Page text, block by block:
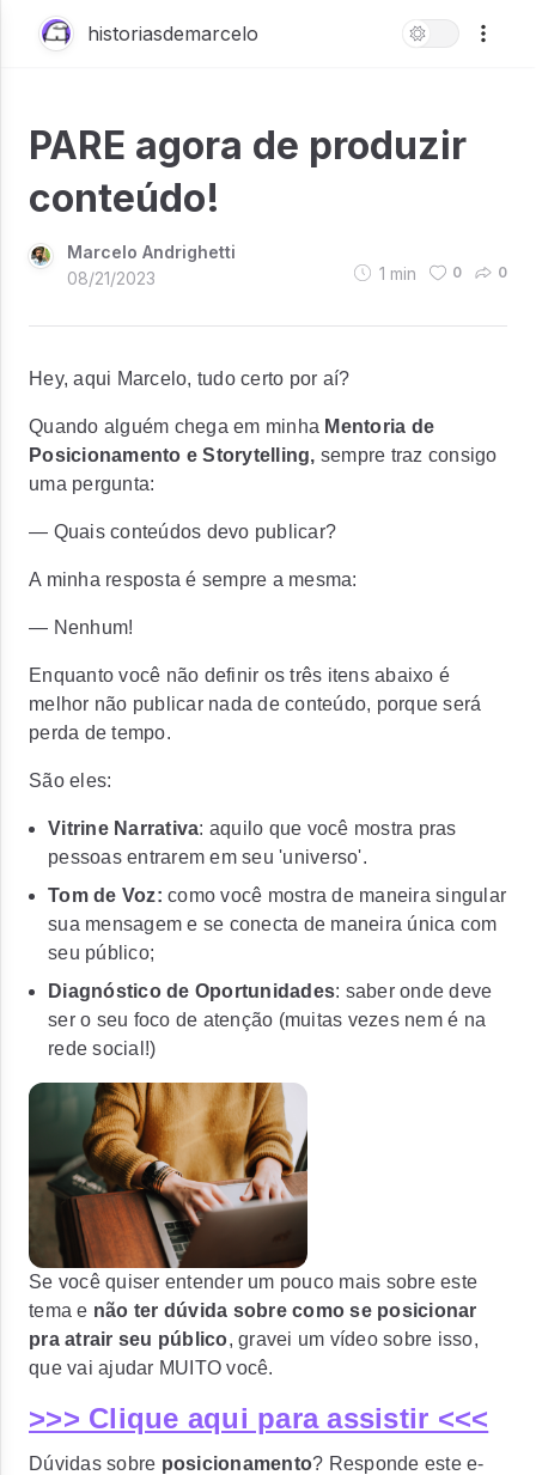
historiasdemarcelo
PARE agora de produzir
conteúdo!
Marcelo Andrighetti
08/21/2023
1 min 0 0
Hey, aqui Marcelo, tudo certo por aí?
Quando alguém chega em minha Mentoria de
Posicionamento e Storytelling, sempre traz consigo
uma pergunta:
— Quais conteúdos devo publicar?
A minha resposta é sempre a mesma:
— Nenhum!
Enquanto você não definir os três itens abaixo é
melhor não publicar nada de conteúdo, porque será
perda de tempo.
São eles:
Vitrine Narrativa: aquilo que você mostra pras
pessoas entrarem em seu 'universo'.
Tom de Voz: como você mostra de maneira singular
sua mensagem e se conecta de maneira única com
seu público;
Diagnóstico de Oportunidades: saber onde deve
ser o seu foco de atenção (muitas vezes nem é na
rede social!)
Se você quiser entender um pouco mais sobre este
tema e não ter dúvida sobre como se posicionar
pra atrair seu público, gravei um vídeo sobre isso,
que vai ajudar MUITO você.
>>> Clique aqui para assistir <<<
Dúvidas sobre posicionamento? Responde este e-